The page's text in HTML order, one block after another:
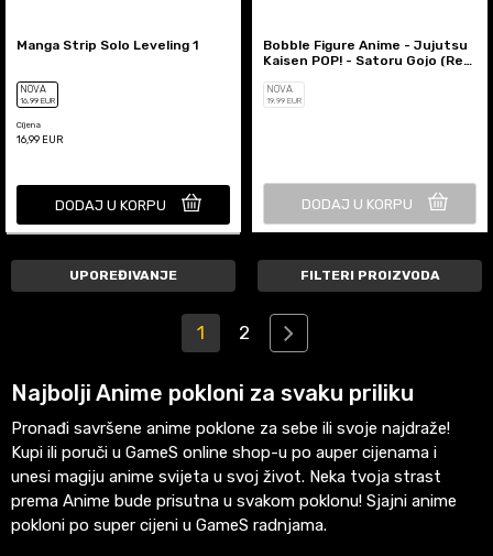
Manga Strip Solo Leveling 1
NOVA
16,99 EUR
Cijena
16,99 EUR
DODAJ U KORPU
Bobble Figure Anime - Jujutsu
Kaisen POP! - Satoru Gojo (Red
NOVA
19,99 EUR
DODAJ U KORPU
UPOREĐIVANJE FILTERI PROIZVODA
1 2
Najbolji Anime pokloni za svaku priliku
Pronađi savršene anime poklone za sebe ili svoje najdraže!
Kupi ili poruči u GameS online shop-u po auper cijenama i
unesi magiju anime svijeta u svoj život. Neka tvoja strast
prema Anime bude prisutna u svakom poklonu! Sjajni anime
pokloni po super cijeni u GameS radnjama.